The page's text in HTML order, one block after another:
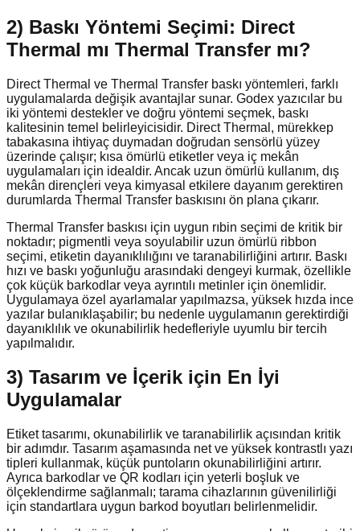
2) Baskı Yöntemi Seçimi: Direct
Thermal mı Thermal Transfer mı?
Direct Thermal ve Thermal Transfer baskı yöntemleri, farklı
uygulamalarda değişik avantajlar sunar. Godex yazıcılar bu
iki yöntemi destekler ve doğru yöntemi seçmek, baskı
kalitesinin temel belirleyicisidir. Direct Thermal, mürekkep
tabakasına ihtiyaç duymadan doğrudan sensörlü yüzey
üzerinde çalışır; kısa ömürlü etiketler veya iç mekân
uygulamaları için idealdir. Ancak uzun ömürlü kullanım, dış
mekân dirençleri veya kimyasal etkilere dayanım gerektiren
durumlarda Thermal Transfer baskısını ön plana çıkarır.
Thermal Transfer baskısı için uygun rıbin seçimi de kritik bir
noktadır; pigmentli veya soyulabilir uzun ömürlü ribbon
seçimi, etiketin dayanıklılığını ve taranabilirliğini artırır. Baskı
hızı ve baskı yoğunluğu arasındaki dengeyi kurmak, özellikle
çok küçük barkodlar veya ayrıntılı metinler için önemlidir.
Uygulamaya özel ayarlamalar yapılmazsa, yüksek hızda ince
yazılar bulanıklaşabilir; bu nedenle uygulamanın gerektirdiği
dayanıklılık ve okunabilirlik hedefleriyle uyumlu bir tercih
yapılmalıdır.
3) Tasarım ve İçerik için En İyi
Uygulamalar
Etiket tasarımı, okunabilirlik ve taranabilirlik açısından kritik
bir adımdır. Tasarım aşamasında net ve yüksek kontrastlı yazı
tipleri kullanmak, küçük puntoların okunabilirliğini artırır.
Ayrıca barkodlar ve QR kodları için yeterli boşluk ve
ölçeklendirme sağlanmalı; tarama cihazlarının güvenilirliği
için standartlara uygun barkod boyutları belirlenmelidir.